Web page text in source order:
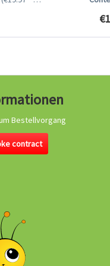
Bestellvorgang
contract